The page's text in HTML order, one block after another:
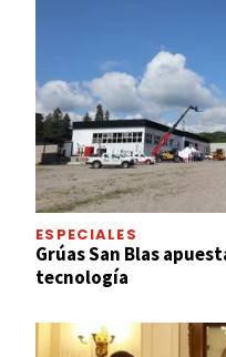
ESPECIALES
Grúas San Blas
tecnología